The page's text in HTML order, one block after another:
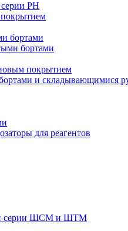
PH
бортами
бортами
покрытием
и складывающимися
для реагентов
серии ШСМ и ШТМ